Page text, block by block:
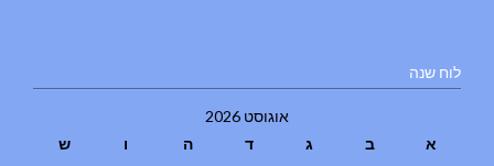
לוח שנה
אוגוסט 2026
א
ב ג ד ה ו
ש